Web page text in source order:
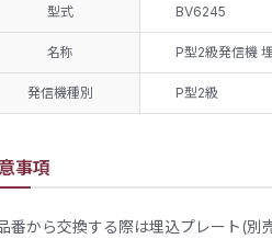
型式 BV6245
名称 P型2級発信機
発信機種別 P型2級
事項
番から交換する際は埋込プレート(別